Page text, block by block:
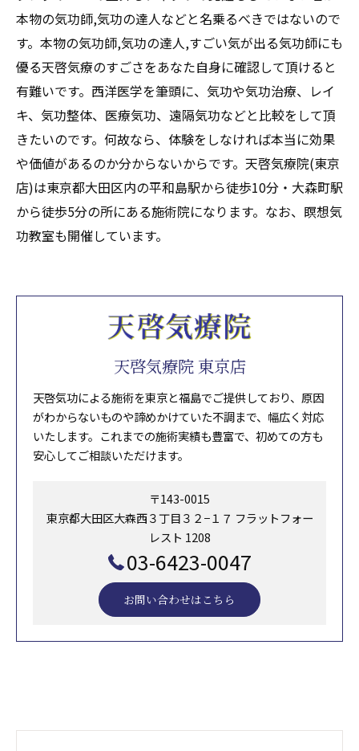
本物の気功師,気功の達人などと名乗るべきではないので
す。本物の気功師,気功の達人,すごい気が出る気功師にも
優る天啓気療のすごさをあなた自身に確認して頂けると
有難いです。西洋医学を筆頭に、気功や気功治療、レイ
キ、気功整体、医療気功、遠隔気功などと比較をして頂
きたいのです。何故なら、体験をしなければ本当に効果
や価値があるのか分からないからです。天啓気療院(東京
店)は東京都大田区内の平和島駅から徒歩10分・大森町駅
から徒歩5分の所にある施術院になります。なお、瞑想気
功教室も開催しています。
天啓気療院 東京店
天啓気功による施術を東京と福島でご提供しており、原因
がわからないものや諦めかけていた不調まで、幅広く対応
いたします。これまでの施術実績も豊富で、初めての方も
安心してご相談いただけます。
〒143-0015
東京都大田区大森西３丁目３２−１７ フラットフォー
レスト 1208
03-6423-0047
お問い合わせはこちら